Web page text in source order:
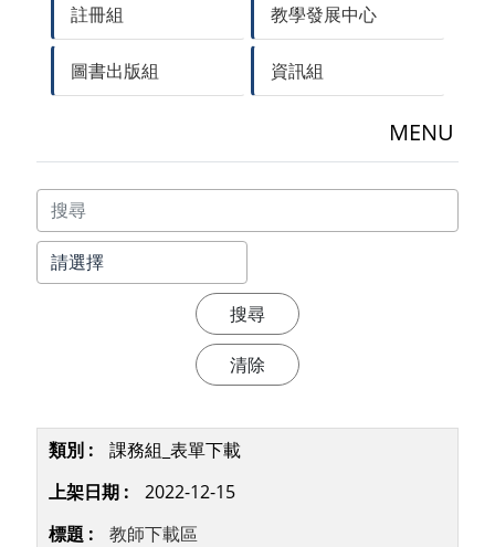
註冊組 教學發展中心
圖書出版組 資訊組
MENU
課務組_表單下載
2022-12-15
教師下載區